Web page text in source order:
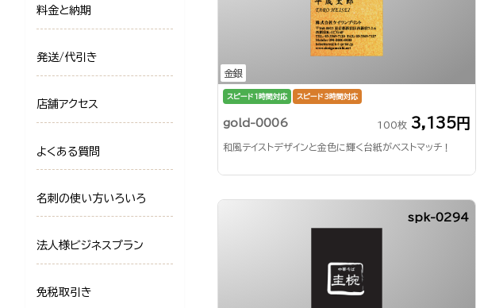
金銀
スピード1時間対応 スピード3時間対応
gold-0006 100枚 3,135円
和風テイストデザインと金色に輝く台紙がベストマッチ！
spk-0294
料金と納期
発送/代引き
店舗アクセス
よくある質問
名刺の使い方いろいろ
法人様ビジネスプラン
免税取引き